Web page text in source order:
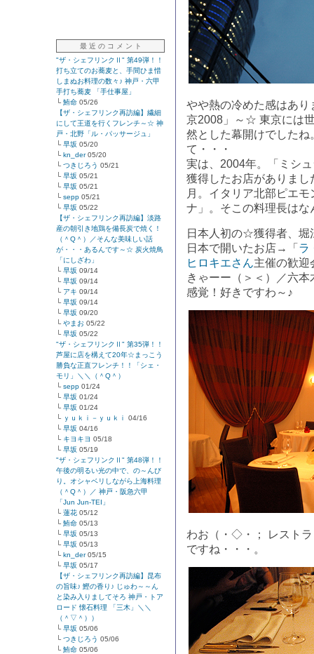
最 近 の コ メ ン ト
"ザ・シェフリンクⅡ" 第49弾！！
打ち立てのお蕎麦と、手間ひま惜
しまぬお料理の数々♪ 神戸・六甲
手打ち蕎麦 「手仕事屋」
└ 鮪命 05/26
【ザ・シェフリンク再訪編】繊細
にして王道を行くフレンチ～☆ 神
戸・北野「ル・パッサージュ」
└ 早坂 05/20
└ kn_der05/20
└ つきじろう 05/21
└ 早坂 05/21
└ 早坂 05/21
└ sepp 05/21
└ 早坂 05/22
【ザ・シェフリンク再訪編】淡路
産の朝引き地鶏を備長炭で焼く！
（＾Q＾）／そんな美味しい話
が・・・あるんです～☆ 炭火焼鳥
「にしざわ」
└ 早坂 09/14
└ 早坂 09/14
└ アキ 09/14
└ 早坂 09/14
└ 早坂 09/20
└ やまお 05/22
└ 早坂 05/22
"ザ・シェフリンクⅡ" 第35弾！！
芦屋に店を構えて20年☆まっこう
勝負な正直フレンチ！！「シェ・
モリ」＼＼（＾Q＾）
└ sepp 01/24
└ 早坂 01/24
└ 早坂 01/24
└ ｙｕｋｉ－ｙｕｋｉ
04/16
└ 早坂 04/16
└ キヨキヨ 05/18
└ 早坂 05/19
"ザ・シェフリンクⅡ" 第48弾！！
午後の明るい光の中で、の～んび
り。オシャベリしながら上海料理
（＾Q＾）／ 神戸・阪急六甲
「Jun Jun-TEI」
└ 蓮花 05/12
└ 鮪命 05/13
└ 早坂 05/13
└ 早坂 05/13
└ kn_der05/15
└ 早坂 05/17
【ザ・シェフリンク再訪編】昆布
の旨味♪ 鰹の香り♪ じゅわ～～ん
と染み入りましてそろ 神戸・トア
ロード 懐石料理 「三木」＼＼
（＾▽＾））
└ 早坂 05/06
└ つきじろう 05/06
└ 鮪命 05/06
やや熱の冷めた感はあ
京2008」～☆ 東京には
然とした幕開けでした
て・・・
実は、2004年。「ミシ
獲得したお店がありま
月。イタリア北部ピエ
ナ」。そこの料理長は
日本人初の☆獲得者、堀
日本で開いたお店→「 ラ
ヒロキエさん主催の歓迎
きゃーー（＞＜）／六
感覚！好きですわ～♪
わお（・◇・； レスト
ですね・・・。